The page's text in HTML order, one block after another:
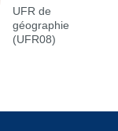
UFR de
géographie
(UFR08)